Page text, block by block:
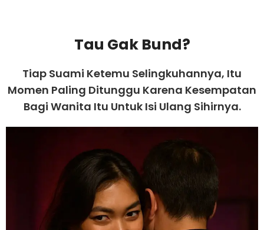
Tau Gak Bund?
Tiap Suami Ketemu Selingkuhannya, Itu
Momen Paling Ditunggu Karena Kesempatan
Bagi Wanita Itu Untuk Isi Ulang Sihirnya.